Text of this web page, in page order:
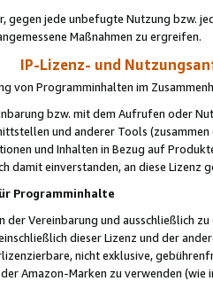
gegen jede unbefugte Nutzung bzw.
Maßnahmen zu ergreifen.
IP-Lizenz- und
von Programminhalten im
bzw. mit dem Aufrufen oder
und anderer Tools (zusammen
und Inhalten in Bezug auf
damit einverstanden, an diese Lizenz
Programminhalte
der Vereinbarung und ausschließlich
dieser Lizenz und der
nicht exklusive,
Amazon-Marken zu verwenden